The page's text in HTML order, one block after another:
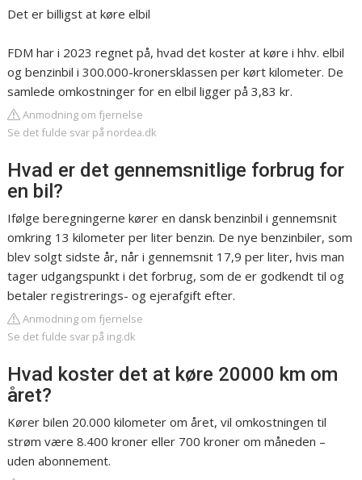
Det er billigst at køre elbil
FDM har i 2023 regnet på, hvad det koster at køre i hhv. elbil
og benzinbil i 300.000-kronersklassen per kørt kilometer. De
samlede omkostninger for en elbil ligger på 3,83 kr.
Anmodning om fjernelse
Se det fulde svar på nordea.dk
Hvad er det gennemsnitlige forbrug for
en bil?
Ifølge beregningerne kører en dansk benzinbil i gennemsnit
omkring 13 kilometer per liter benzin. De nye benzinbiler, som
blev solgt sidste år, når i gennemsnit 17,9 per liter, hvis man
tager udgangspunkt i det forbrug, som de er godkendt til og
betaler registrerings- og ejerafgift efter.
Anmodning om fjernelse
Se det fulde svar på ing.dk
Hvad koster det at køre 20000 km om
året?
Kører bilen 20.000 kilometer om året, vil omkostningen til
strøm være 8.400 kroner eller 700 kroner om måneden –
uden abonnement.